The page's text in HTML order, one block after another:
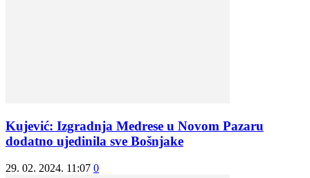
Kujević: Izgradnja Medrese u Novom Pazaru
dodatno ujedinila sve Bošnjake
29. 02. 2024. 11:07 0